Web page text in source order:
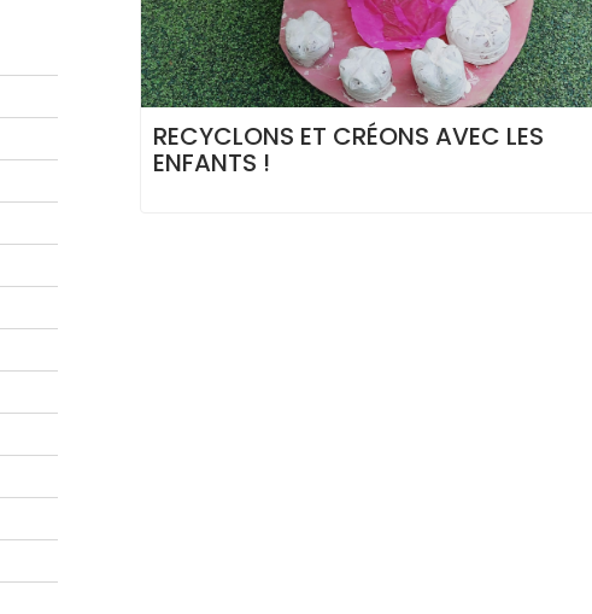
RECYCLONS ET CRÉONS AVEC LES
ENFANTS !